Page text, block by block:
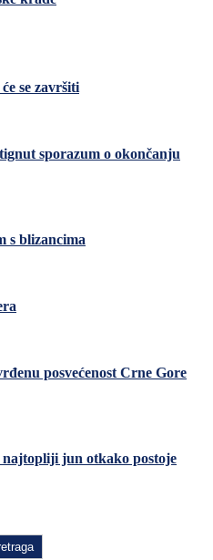
se završiti
sporazum o okončanju
s blizancima
posvećenost Crne Gore
jun otkako postoje